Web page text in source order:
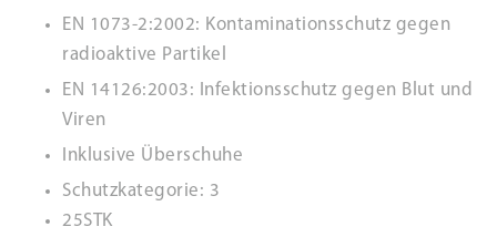
EN 1073-2:2002: Kontaminationsschutz gegen
radioaktive Partikel
EN 14126:2003: Infektionsschutz gegen Blut und
Viren
Inklusive Überschuhe
Schutzkategorie: 3
25STK